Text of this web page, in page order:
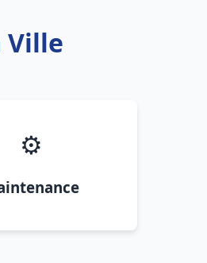
Ville
⚙️